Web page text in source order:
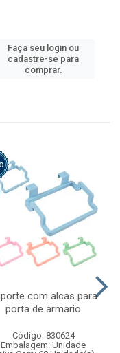
Faça seu login ou
cadastre-se para
comprar.
com alcas para
porta de armario
Código: 830624
Embalagem: Unidade